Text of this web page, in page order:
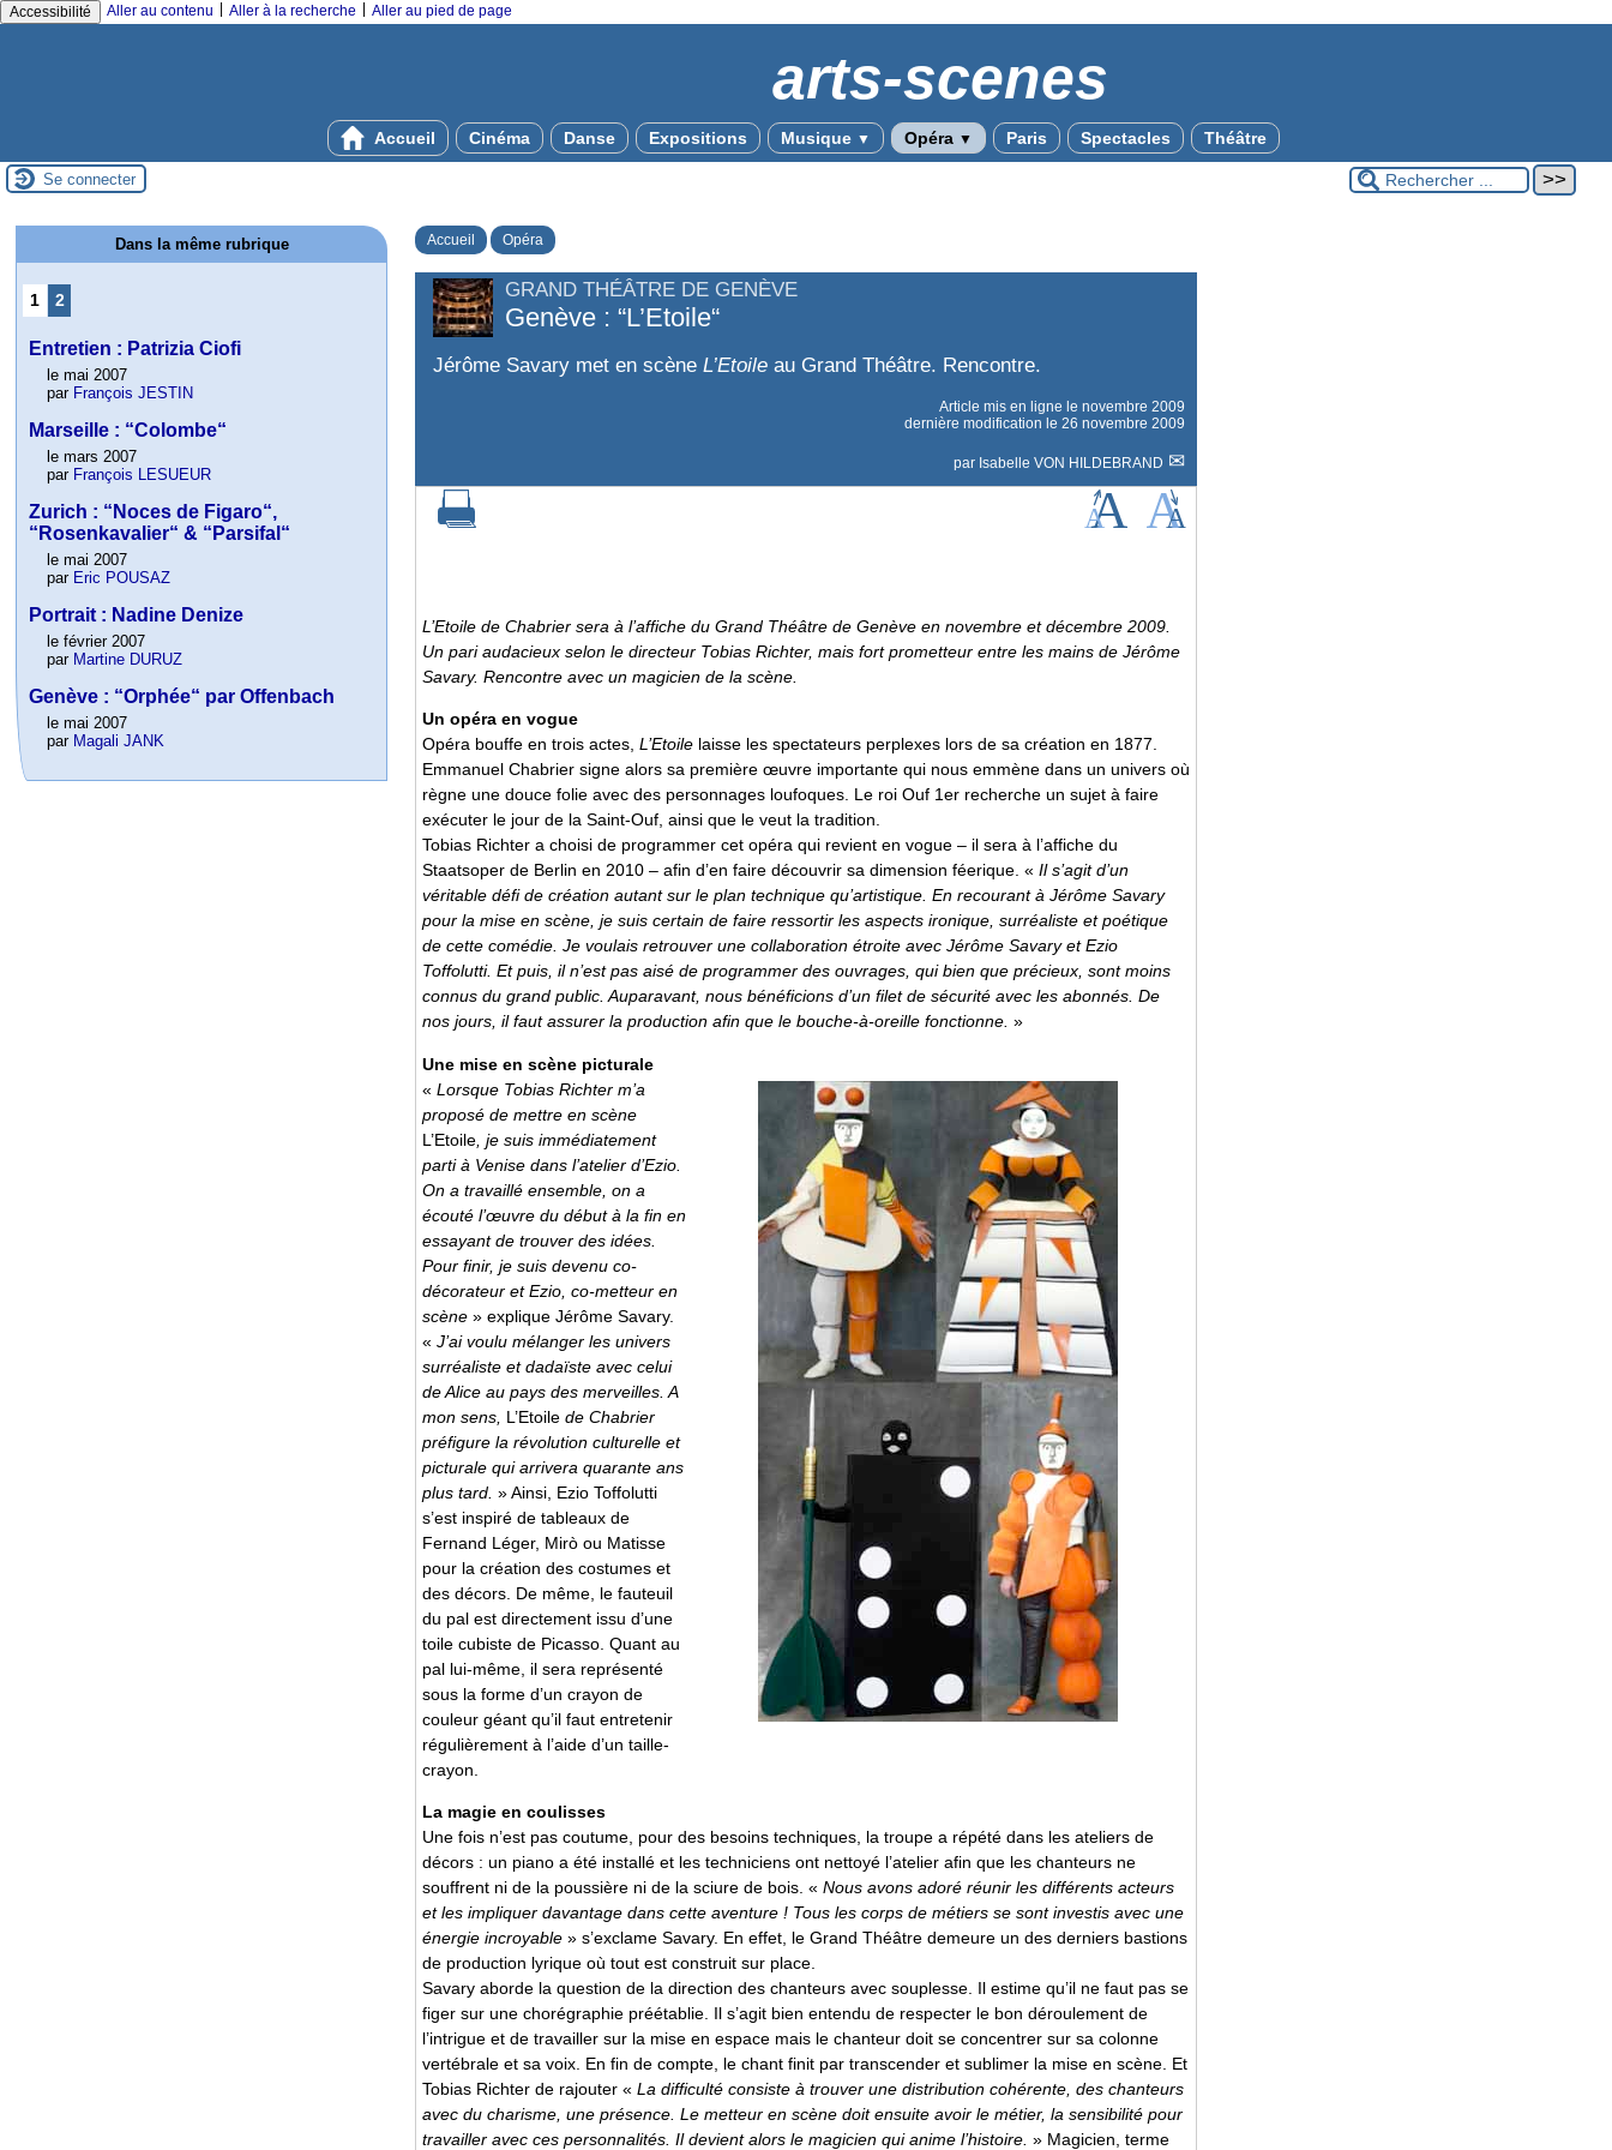
Accessibilité Aller au contenu Aller à la recherche Aller au pied de page
arts-scenes
Accueil Cinéma Danse Expositions Musique ▼ Opéra ▼ Paris Spectacles Théâtre
Se connecter
Accueil Opéra
GRAND THÉÂTRE DE GENÈVE
Genève : “L’Etoile“
Jérôme Savary met en scène L’Etoile au Grand Théâtre. Rencontre.
Article mis en ligne le novembre 2009
dernière modification le 26 novembre 2009
par Isabelle VON HILDEBRAND
L’Etoile de Chabrier sera à l’affiche du Grand Théâtre de Genève en novembre et décembre 2009.
Un pari audacieux selon le directeur Tobias Richter, mais fort prometteur entre les mains de Jérôme
Savary. Rencontre avec un magicien de la scène.
Un opéra en vogue
Opéra bouffe en trois actes, L’Etoile laisse les spectateurs perplexes lors de sa création en 1877.
Emmanuel Chabrier signe alors sa première œuvre importante qui nous emmène dans un univers où
règne une douce folie avec des personnages loufoques. Le roi Ouf 1er recherche un sujet à faire
exécuter le jour de la Saint-Ouf, ainsi que le veut la tradition.
Tobias Richter a choisi de programmer cet opéra qui revient en vogue – il sera à l’affiche du
Staatsoper de Berlin en 2010 – afin d’en faire découvrir sa dimension féerique. « Il s’agit d’un
véritable défi de création autant sur le plan technique qu’artistique. En recourant à Jérôme Savary
pour la mise en scène, je suis certain de faire ressortir les aspects ironique, surréaliste et poétique
de cette comédie. Je voulais retrouver une collaboration étroite avec Jérôme Savary et Ezio
Toffolutti. Et puis, il n’est pas aisé de programmer des ouvrages, qui bien que précieux, sont moins
connus du grand public. Auparavant, nous bénéficions d’un filet de sécurité avec les abonnés. De
nos jours, il faut assurer la production afin que le bouche-à-oreille fonctionne. »
Une mise en scène picturale
« Lorsque Tobias Richter m’a
proposé de mettre en scène
L’Etoile , je suis immédiatement
parti à Venise dans l’atelier d’Ezio.
On a travaillé ensemble, on a
écouté l’œuvre du début à la fin en
essayant de trouver des idées.
Pour finir, je suis devenu co-
décorateur et Ezio, co-metteur en
scène » explique Jérôme Savary.
« J’ai voulu mélanger les univers
surréaliste et dadaïste avec celui
de Alice au pays des merveilles. A
mon sens, L’Etoile de Chabrier
préfigure la révolution culturelle et
picturale qui arrivera quarante ans
plus tard. » Ainsi, Ezio Toffolutti
s’est inspiré de tableaux de
Fernand Léger, Mirò ou Matisse
pour la création des costumes et
des décors. De même, le fauteuil
du pal est directement issu d’une
toile cubiste de Picasso. Quant au
pal lui-même, il sera représenté
sous la forme d’un crayon de
couleur géant qu’il faut entretenir
régulièrement à l’aide d’un taille-
crayon.
La magie en coulisses
Une fois n’est pas coutume, pour des besoins techniques, la troupe a répété dans les ateliers de
décors : un piano a été installé et les techniciens ont nettoyé l’atelier afin que les chanteurs ne
souffrent ni de la poussière ni de la sciure de bois. « Nous avons adoré réunir les différents acteurs
et les impliquer davantage dans cette aventure ! Tous les corps de métiers se sont investis avec une
énergie incroyable » s’exclame Savary. En effet, le Grand Théâtre demeure un des derniers bastions
de production lyrique où tout est construit sur place.
Savary aborde la question de la direction des chanteurs avec souplesse. Il estime qu’il ne faut pas se
figer sur une chorégraphie préétablie. Il s’agit bien entendu de respecter le bon déroulement de
l’intrigue et de travailler sur la mise en espace mais le chanteur doit se concentrer sur sa colonne
vertébrale et sa voix. En fin de compte, le chant finit par transcender et sublimer la mise en scène. Et
Tobias Richter de rajouter « La difficulté consiste à trouver une distribution cohérente, des chanteurs
avec du charisme, une présence. Le metteur en scène doit ensuite avoir le métier, la sensibilité pour
travailler avec ces personnalités. Il devient alors le magicien qui anime l’histoire. » Magicien, terme
Dans la même rubrique
1 2
Entretien : Patrizia Ciofi
le mai 2007
par François JESTIN
Marseille : “Colombe“
le mars 2007
par François LESUEUR
Zurich : “Noces de Figaro“,
“Rosenkavalier“ & “Parsifal“
le mai 2007
par Eric POUSAZ
Portrait : Nadine Denize
le février 2007
par Martine DURUZ
Genève : “Orphée“ par Offenbach
le mai 2007
par Magali JANK